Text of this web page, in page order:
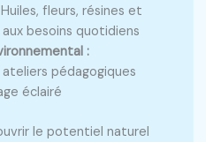
Huiles, fleurs, résines et
besoins quotidiens
:
pédagogiques
éclairé
le potentiel naturel